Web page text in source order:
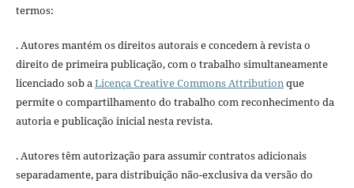
termos:
. Autores mantém os direitos autorais e concedem à revista o
direito de primeira publicação, com o trabalho simultaneamente
licenciado sob aLicença Creative Commons Attributionque
permite o compartilhamento do trabalho com reconhecimento da
autoria e publicação inicial nesta revista.
. Autores têm autorização para assumir contratos adicionais
separadamente, para distribuição não-exclusiva da versão do